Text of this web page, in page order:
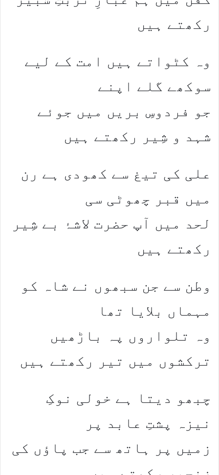
رکھتے ہیں
وہ کٹواتے ہیں امت کے لیے
سوکھے گلے اپنے
جو فردوسِ بریں میں جوئے
شہد و شِیر رکھتے ہیں
علی کی تیغ سے کھودی ہے رن
میں قبر چھوٹی سی
لحد میں آپ حضرت لاشۂ بے شِیر
رکھتے ہیں
وطن سے جن سبھوں نے شاہ کو
مہماں بلایا تھا
وہ تلواروں پہ باڑھیں
ترکشوں میں تیر رکھتے ہیں
چبھو دیتا ہے خولی نوکِ
نیزہ پشتِ عابد پر
زمیں پر ہاتھ سے جب پاؤں کی